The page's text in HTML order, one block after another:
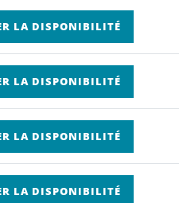
LA DISPONIBILITÉ
LA DISPONIBILITÉ
LA DISPONIBILITÉ
LA DISPONIBILITÉ